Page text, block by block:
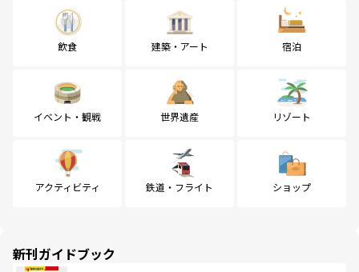
飲食 建築・アート 宿泊
イベント・観戦 世界遺産 リゾート
アクティビティ 鉄道・フライト ショップ
新刊ガイドブック